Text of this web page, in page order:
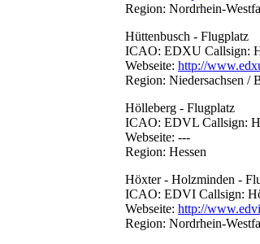
Region: Nordrhein-
Hüttenbusch - Flugplatz
ICAO: EDXU Callsign:
Webseite: http://
Region: Niedersachsen /
Hölleberg - Flugplatz
ICAO: EDVL Callsign:
Webseite: ---
Region: Hessen
Höxter - Holzminden -
ICAO: EDVI Callsign:
Webseite: http://
Region: Nordrhein-